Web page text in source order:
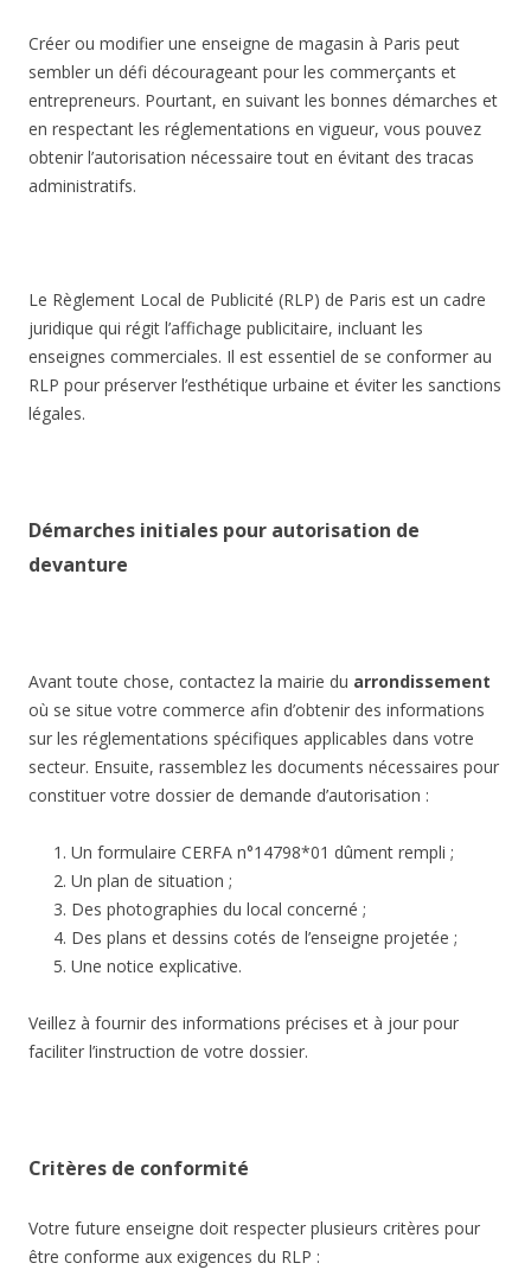
Créer ou modifier une enseigne de magasin à Paris peut
sembler un défi décourageant pour les commerçants et
entrepreneurs. Pourtant, en suivant les bonnes démarches et
en respectant les réglementations en vigueur, vous pouvez
obtenir l’autorisation nécessaire tout en évitant des tracas
administratifs.
Le Règlement Local de Publicité (RLP) de Paris est un cadre
juridique qui régit l’affichage publicitaire, incluant les
enseignes commerciales. Il est essentiel de se conformer au
RLP pour préserver l’esthétique urbaine et éviter les sanctions
légales.
Démarches initiales pour autorisation de
devanture
Avant toute chose, contactez la mairie du arrondissement
où se situe votre commerce afin d’obtenir des informations
sur les réglementations spécifiques applicables dans votre
secteur. Ensuite, rassemblez les documents nécessaires pour
constituer votre dossier de demande d’autorisation :
Un formulaire CERFA n°14798*01 dûment rempli ;
Un plan de situation ;
Des photographies du local concerné ;
Des plans et dessins cotés de l’enseigne projetée ;
Une notice explicative.
Veillez à fournir des informations précises et à jour pour
faciliter l’instruction de votre dossier.
Critères de conformité
Votre future enseigne doit respecter plusieurs critères pour
être conforme aux exigences du RLP :